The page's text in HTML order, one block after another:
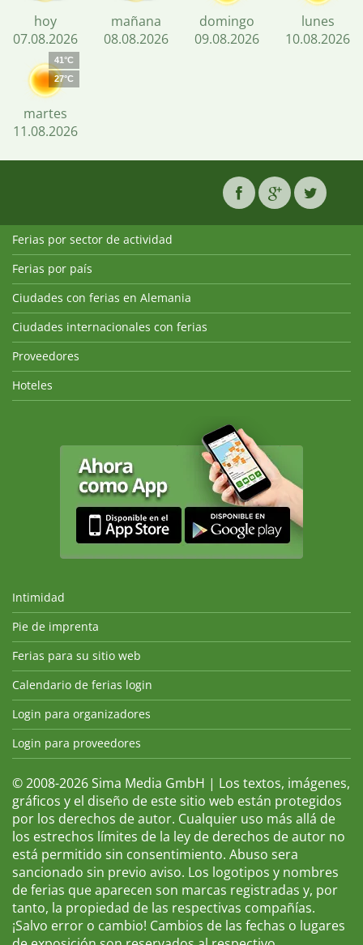
hoy
07.08.2026
mañana
08.08.2026
domingo
09.08.2026
lunes
10.08.2026
41°C
27°C
martes
11.08.2026
Ferias por sector de actividad
Ferias por país
Ciudades con ferias en Alemania
Ciudades internacionales con ferias
Proveedores
Hoteles
Intimidad
Pie de imprenta
Ferias para su sitio web
Calendario de ferias login
Login para organizadores
Login para proveedores
© 2008-2026 Sima Media GmbH | Los textos, imágenes,
gráficos y el diseño de este sitio web están protegidos
por los derechos de autor. Cualquier uso más allá de
los estrechos límites de la ley de derechos de autor no
está permitido sin consentimiento. Abuso sera
sancionado sin previo aviso. Los logotipos y nombres
de ferias que aparecen son marcas registradas y, por
tanto, la propiedad de las respectivas compañías.
¡Salvo error o cambio! Cambios de las fechas o lugares